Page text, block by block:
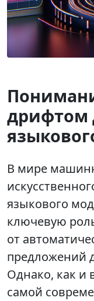
дрифтом
В мире
языкового
ключевую
от
предложений
Однако, как и
самой